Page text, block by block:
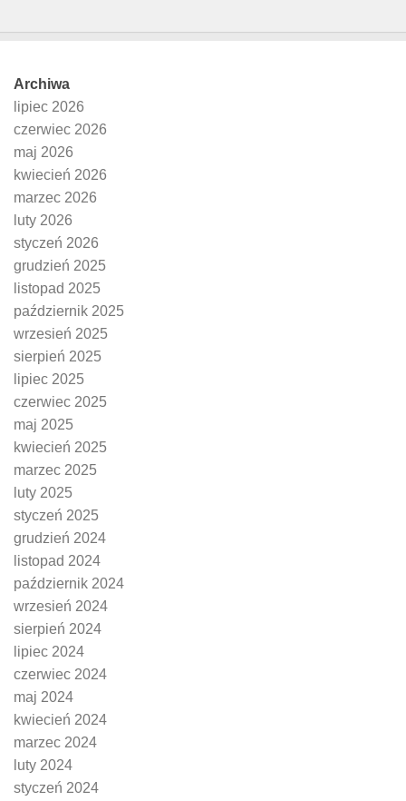
Archiwa
lipiec 2026
czerwiec 2026
maj 2026
kwiecień 2026
marzec 2026
luty 2026
styczeń 2026
grudzień 2025
listopad 2025
październik 2025
wrzesień 2025
sierpień 2025
lipiec 2025
czerwiec 2025
maj 2025
kwiecień 2025
marzec 2025
luty 2025
styczeń 2025
grudzień 2024
listopad 2024
październik 2024
wrzesień 2024
sierpień 2024
lipiec 2024
czerwiec 2024
maj 2024
kwiecień 2024
marzec 2024
luty 2024
styczeń 2024